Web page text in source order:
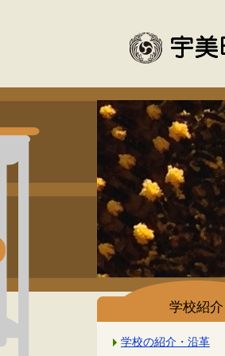
学校紹介
学校の紹介・沿革